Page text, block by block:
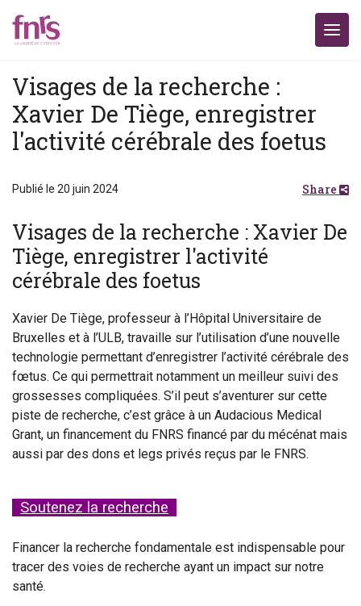
Visages de la recherche :
Xavier De Tiège, enregistrer
l'activité cérébrale des foetus
Publié le 20 juin 2024 Share
Visages de la recherche : Xavier De
Tiège, enregistrer l'activité
cérébrale des foetus
Xavier De Tiège, professeur à l’Hôpital Universitaire de
Bruxelles et à l’ULB, travaille sur l’utilisation d’une nouvelle
technologie permettant d’enregistrer l’activité cérébrale des
fœtus. Ce qui permettrait notamment un meilleur suivi des
grossesses compliquées. S’il peut s’aventurer sur cette
piste de recherche, c’est grâce à un Audacious Medical
Grant, un financement du FNRS financé par du mécénat mais
aussi par des dons et legs privés reçus par le FNRS.
Soutenez la recherche
Financer la recherche fondamentale est indispensable pour
tracer des voies de recherche ayant un impact sur notre
santé.